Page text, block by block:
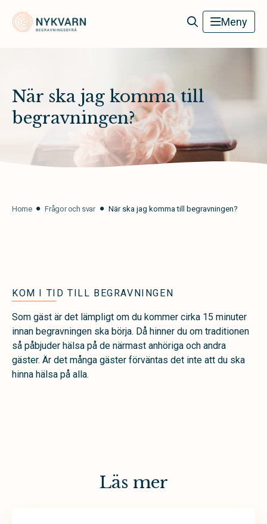
Nykvarn Begravningsbyrå Meny
När ska jag komma till
begravningen?
Home Frågor och svar När ska jag komma till begravningen?
KOM I TID TILL BEGRAVNINGEN
Som gäst är det lämpligt om du kommer cirka 15 minuter
innan begravningen ska börja. Då hinner du om traditionen
så påbjuder hälsa på de närmast anhöriga och andra
gäster. Är det många gäster förväntas det inte att du ska
hinna hälsa på alla.
Läs mer